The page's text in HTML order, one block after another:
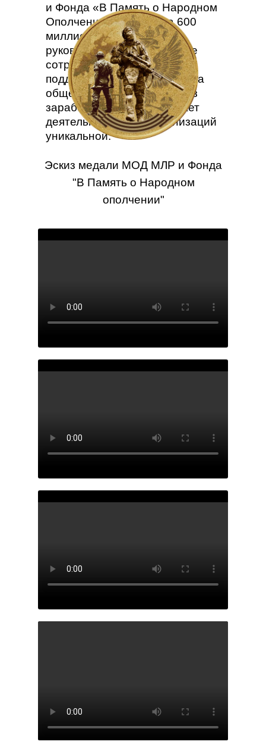
и Фонда «В Память о Народном
Ополчении» превысила 600
миллионов рублей. Все
руководители МОД МЛР, все
сотрудники Департамента
поддержки СВО, работают на
общественных началах, без
заработных плат, что делает
деятельность этих организаций
уникальной.
Эскиз медали МОД МЛР и Фонда
"В Память о Народном
ополчении"